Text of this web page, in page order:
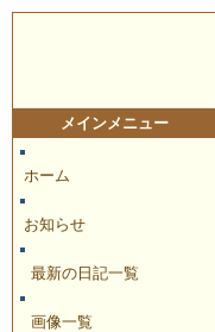
メインメニュー
ホーム
お知らせ
最新の日記一覧
画像一覧